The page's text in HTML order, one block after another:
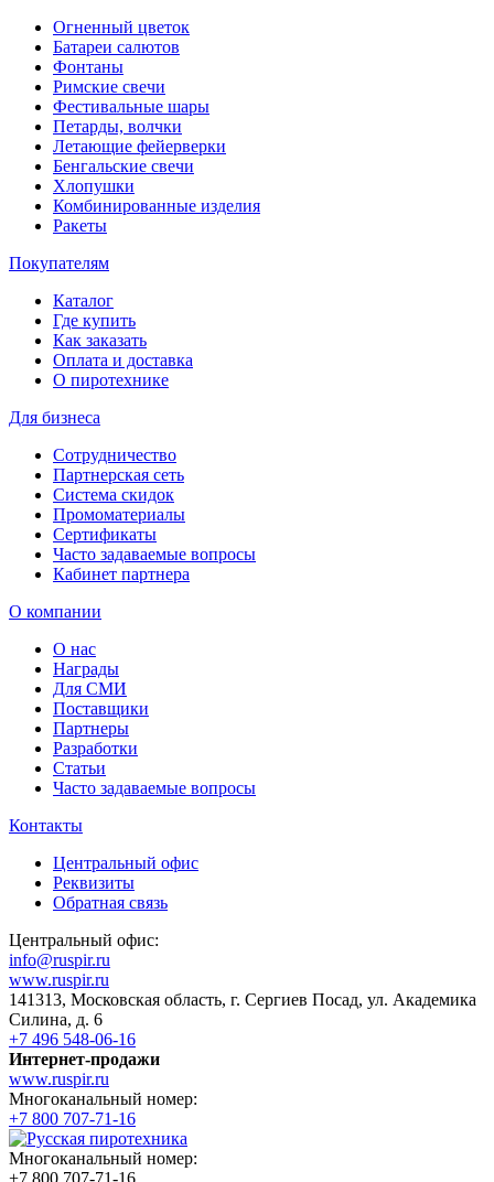
Огненный цветок
Батареи салютов
Фонтаны
Римские свечи
Фестивальные шары
Петарды, волчки
Летающие фейерверки
Бенгальские свечи
Хлопушки
Комбинированные изделия
Ракеты
Покупателям
Каталог
Где купить
Как заказать
Оплата и доставка
О пиротехнике
Для бизнеса
Сотрудничество
Партнерская сеть
Система скидок
Промоматериалы
Сертификаты
Часто задаваемые вопросы
Кабинет партнера
О компании
О нас
Награды
Для СМИ
Поставщики
Партнеры
Разработки
Статьи
Часто задаваемые вопросы
Контакты
Центральный офис
Реквизиты
Обратная связь
Центральный офис:
info@ruspir.ru
www.ruspir.ru
141313, Московская область, г. Сергиев Посад, ул. Академика
Силина, д. 6
+7 496 548-06-16
Интернет-продажи
www.ruspir.ru
Многоканальный номер:
+7 800 707-71-16
Многоканальный номер:
+7 800 707-71-16